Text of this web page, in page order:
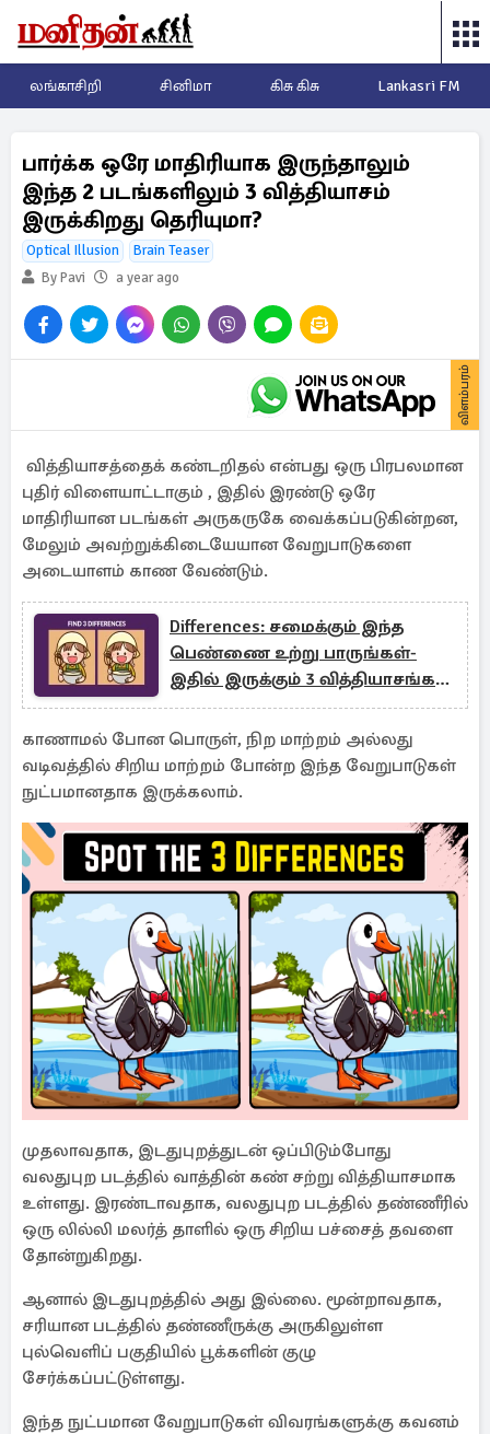
லங்காசிறி சினிமா கிசு கிசு Lankasri FM
பார்க்க ஒரே மாதிரியாக இருந்தாலும்
இந்த 2 படங்களிலும் 3 வித்தியாசம்
இருக்கிறது தெரியுமா?
Optical Illusion
Brain Teaser
By Pavi
a year ago
விளம்பரம்
வித்தியாசத்தைக் கண்டறிதல் என்பது ஒரு பிரபலமான
புதிர் விளையாட்டாகும் , இதில் இரண்டு ஒரே
மாதிரியான படங்கள் அருகருகே வைக்கப்படுகின்றன,
மேலும் அவற்றுக்கிடையேயான வேறுபாடுகளை
அடையாளம் காண வேண்டும்.
Differences: சமைக்கும் இந்த
பெண்ணை உற்று பாருங்கள்-
இதில் இருக்கும் 3 வித்தியாசங்கள்
என்ன?
காணாமல் போன பொருள், நிற மாற்றம் அல்லது
வடிவத்தில் சிறிய மாற்றம் போன்ற இந்த வேறுபாடுகள்
நுட்பமானதாக இருக்கலாம்.
முதலாவதாக, இடதுபுறத்துடன் ஒப்பிடும்போது
வலதுபுற படத்தில் வாத்தின் கண் சற்று வித்தியாசமாக
உள்ளது. இரண்டாவதாக, வலதுபுற படத்தில் தண்ணீரில்
ஒரு லில்லி மலர்த் தாளில் ஒரு சிறிய பச்சைத் தவளை
தோன்றுகிறது.
ஆனால் இடதுபுறத்தில் அது இல்லை. மூன்றாவதாக,
சரியான படத்தில் தண்ணீருக்கு அருகிலுள்ள
புல்வெளிப் பகுதியில் பூக்களின் குழு
சேர்க்கப்பட்டுள்ளது.
இந்த நுட்பமான வேறுபாடுகள் விவரங்களுக்கு கவனம்